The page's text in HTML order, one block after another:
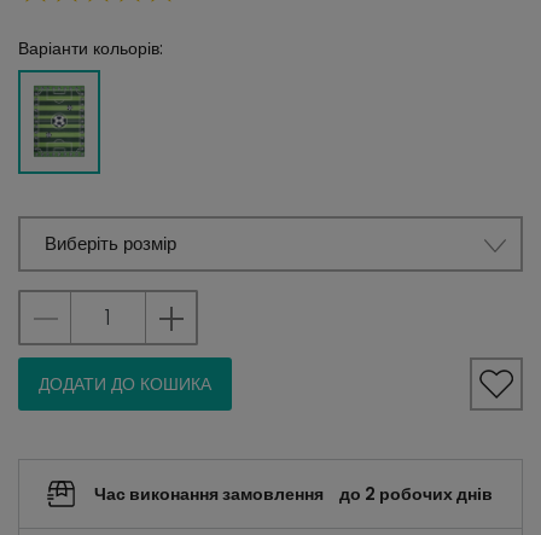
Варіанти кольорів:
Виберіть розмір
ДОДАТИ ДО КОШИКА
Час виконання замовлення до 2 робочих днів